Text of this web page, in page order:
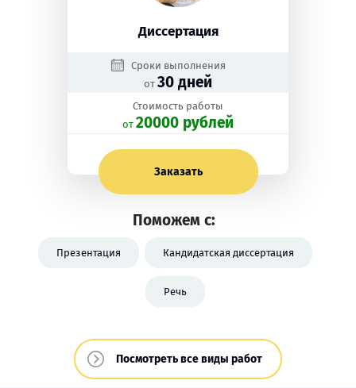
Диссертация
Сроки выполнения
от 30 дней
Стоимость работы
oт 20000 рублей
Заказать
Поможем с:
Презентация Кандидатская диссертация
Речь
Посмотреть все виды работ